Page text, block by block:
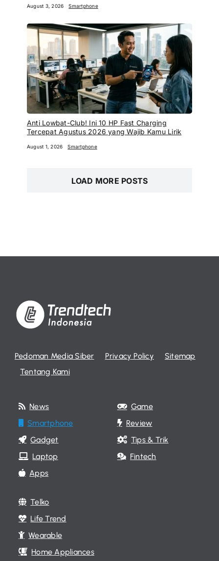
August 3, 2026 Smartphone
Anti Lowbat-Club! Ini 10 HP Fast Charging
Tercepat Agustus 2026 yang Wajib Kamu Lirik
August 1, 2026 Smartphone
LOAD MORE POSTS
Pedoman Media Siber Privacy Policy
Sitemap
Tentang Kami
News
Smartphone
Gadget
Laptop
Apps
Game
Review
Tips & Trik
Fintech
Telko
Life Trend
Wearable
Home Appliances